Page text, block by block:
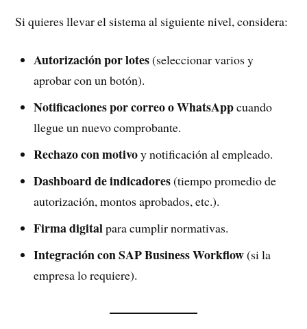
Si quieres llevar el sistema al siguiente nivel, considera:
Autorización por lotes(seleccionar varios y
aprobar con un botón).
Notificaciones por correo o WhatsAppcuando
llegue un nuevo comprobante.
Rechazo con motivoy notificación al empleado.
Dashboard de indicadores(tiempo promedio de
autorización, montos aprobados, etc.).
Firma digitalpara cumplir normativas.
Integración con SAP Business Workflow(si la
empresa lo requiere).